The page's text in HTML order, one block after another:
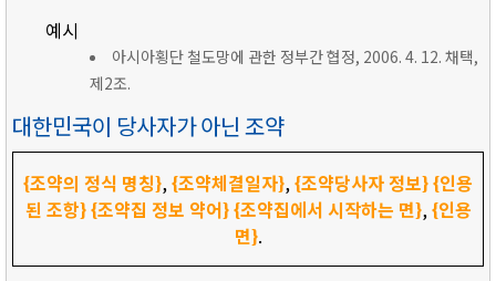
예시
아시아횡단 철도망에 관한 정부간 협정, 2006. 4. 12. 채택,
제2조.
대한민국이 당사자가 아닌 조약
{조약의 정식 명칭},{조약체결일자},{조약당사자 정보}{인용
된 조항}{조약집 정보 약어}{조약집에서 시작하는 면},{인용
면}.